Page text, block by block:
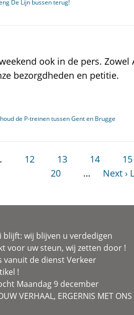
De Lijn bussen terug!
ook in de pers. Zowel
bezorgdheden en petitie.
de P-treinen tussen Gent en Brugge
12 13 14 15
20
… Next ›
blijft: wij blijven u verdedigen
voor uw steun, wij zetten door !
vanuit de dienst Verkeer
!
Maandag 9 december
VERHAAL, ERGERNIS MET ONS